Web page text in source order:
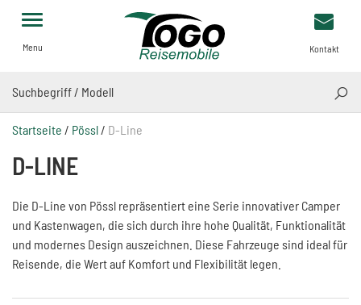
Menu Kontakt
Startseite / Pössl/ D-Line
D-LINE
Die D-Line von Pössl repräsentiert eine Serie innovativer Camper
und Kastenwagen, die sich durch ihre hohe Qualität, Funktionalität
und modernes Design auszeichnen. Diese Fahrzeuge sind ideal für
Reisende, die Wert auf Komfort und Flexibilität legen.